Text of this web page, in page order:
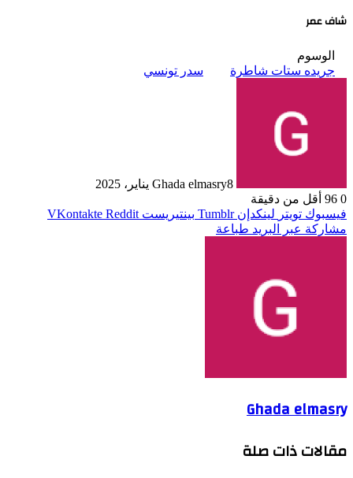
شاف عمر
الوسوم
جريده ستات شاطرة
سدر تونسي
Ghada elmasry8 يناير، 2025
0
أقل من دقيقة
فيسبوك تويتر لينكدإن بينتيريست
مشاركة عبر البريد طباعة
Ghada elmasry
مقالات ذات صلة